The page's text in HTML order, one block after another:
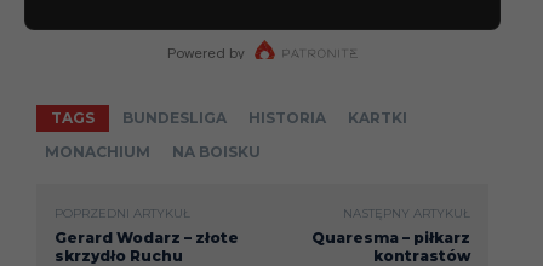
TAGS BUNDESLIGA HISTORIA
KARTKI
MONACHIUM
NA BOISKU
POPRZEDNI ARTYKUŁ
Gerard Wodarz – złote
skrzydło Ruchu
NASTĘPNY ARTYKUŁ
Quaresma – piłkarz
kontrastów